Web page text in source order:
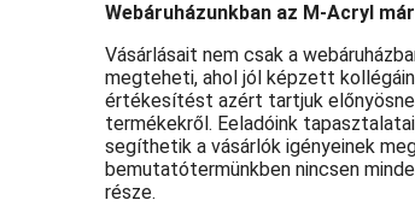
Webáruházunkban az M-Acryl
Vásárlásait nem csak a
megteheti, ahol jól képzett
értékesítést azért tartjuk
termékekről. Eeladóink
segíthetik a vásárlók igényeinek
bemutatótermünkben nincsen
része.